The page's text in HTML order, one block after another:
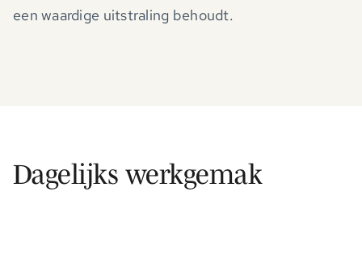
een waardige uitstraling behoudt.
Dagelijks werkgemak